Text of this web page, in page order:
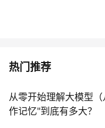
热门推荐
从零开始理解大模型
作记忆"到底有多大？